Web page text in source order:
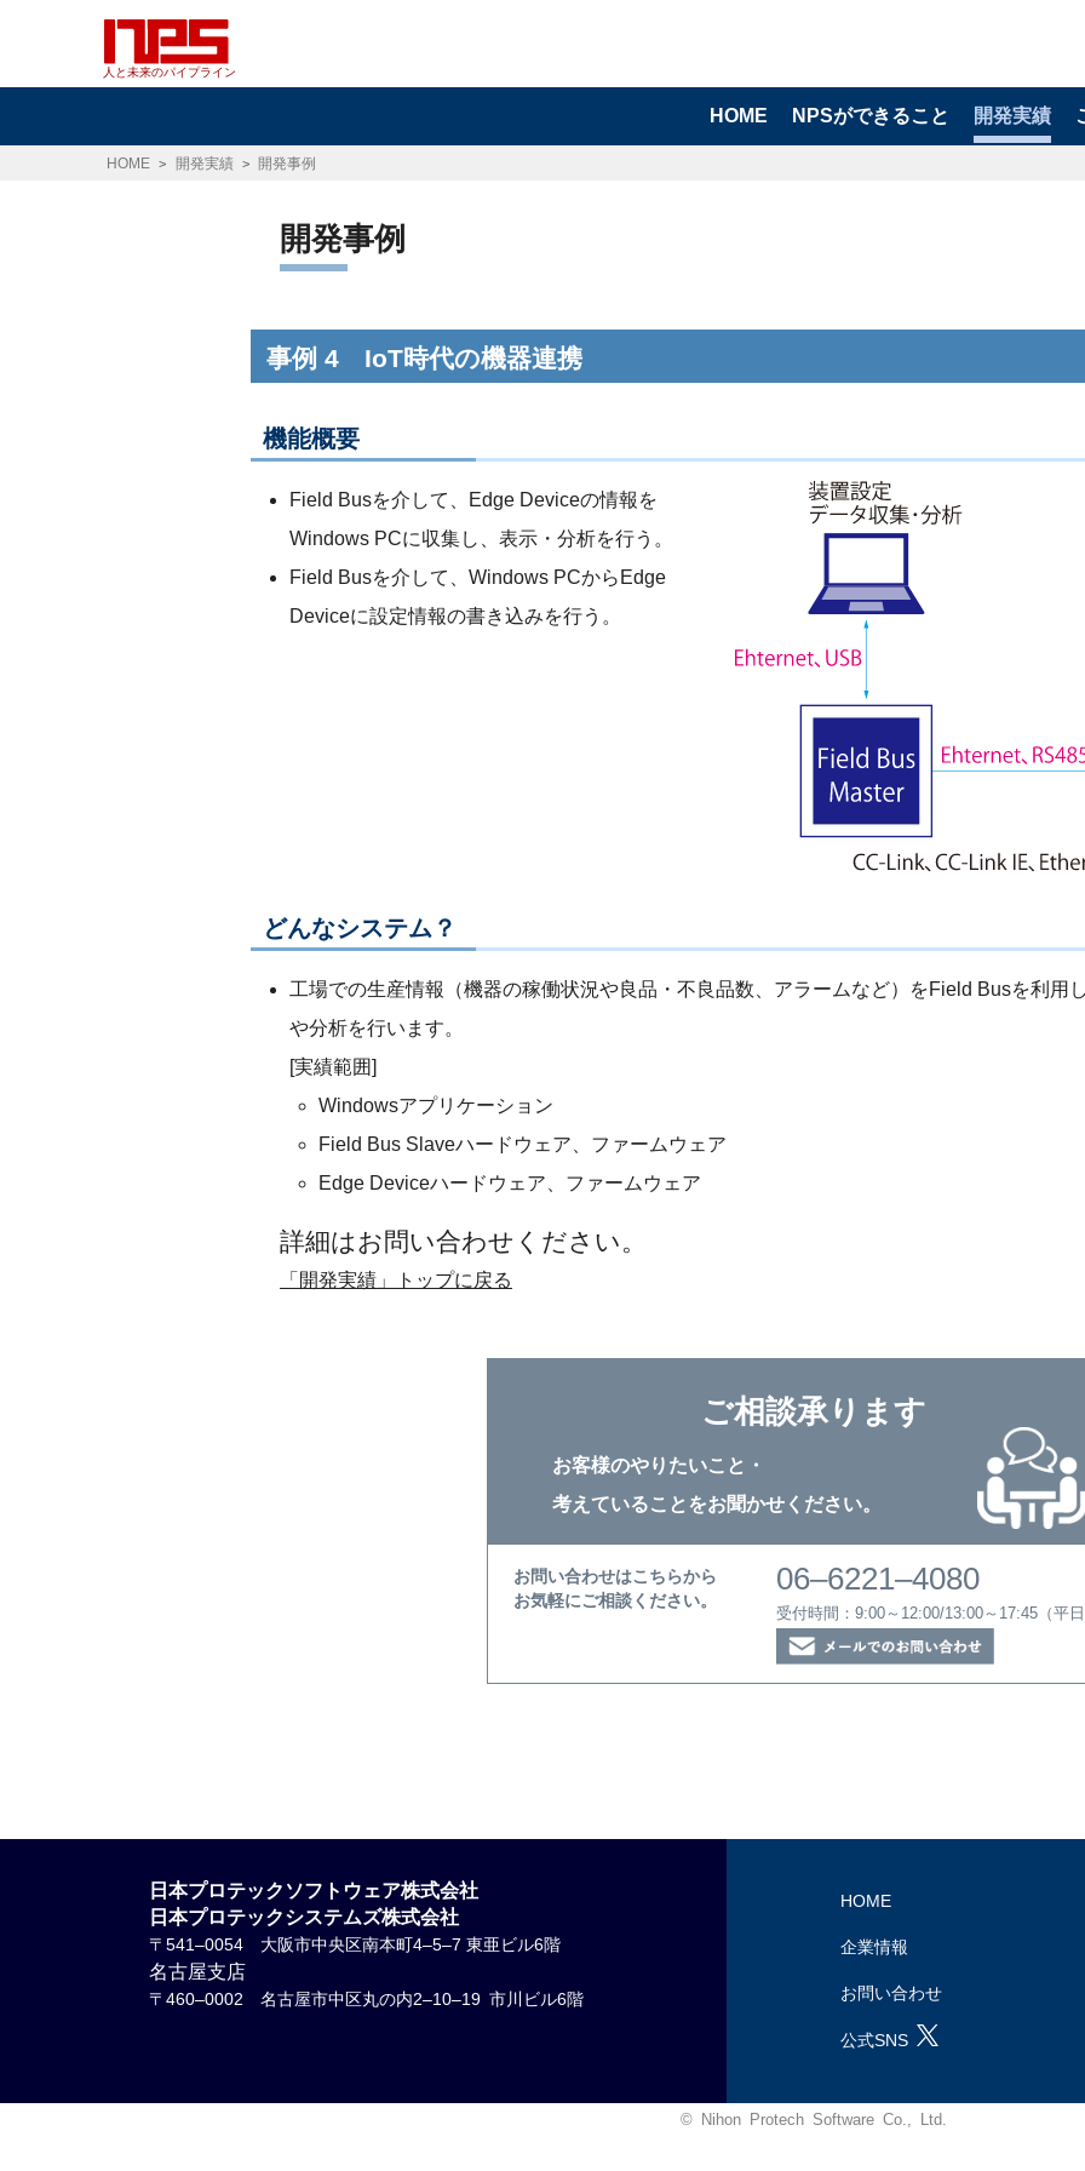
人と未来のパイプライン
HOME NPSができること 開発実績
HOME 開発実績 開発事例
開発事例
事例 4 IoT時代の機器連携
機能概要
Field Busを介して、Edge Deviceの情報を
Windows PCに収集し、表示・分析を行う。
Field Busを介して、Windows PCからEdge
Deviceに設定情報の書き込みを行う。
どんなシステム？
工場での生産情報（機器の稼働状況や良品・不良品数、アラームなど）をField Busを利用
や分析を行います。
[実績範囲]
Windowsアプリケーション
Field Bus Slaveハードウェア、ファームウェア
Edge Deviceハードウェア、ファームウェア
詳細はお問い合わせください。
「開発実績」トップに戻る
ご相談承ります
お客様のやりたいこと・
考えていることをお聞かせください。
お問い合わせはこちらから
お気軽にご相談ください。
06–6221–4080
受付時間：9:00～12:00/13:00～17:45（平
HOME
企業情報
お問い合わせ
公式SNS
日本プロテックソフトウェア株式会社
日本プロテックシステムズ株式会社
〒541–0054 大阪市中央区南本町4–5–7 東亜ビル6階
名古屋支店
〒460–0002名古屋市中区丸の内2–10–19 市川ビル6階
© Nihon Protech Software Co., Ltd.